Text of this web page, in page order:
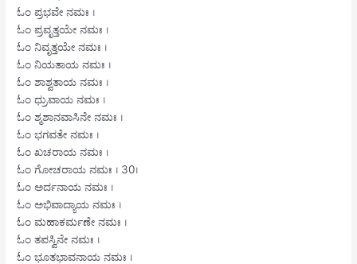
ಓಂ ಪ್ರಭವೇ ನಮಃ ।
ಓಂ ಪ್ರವೃತ್ತಯೇ ನಮಃ ।
ಓಂ ನಿವೃತ್ತಯೇ ನಮಃ ।
ಓಂ ನಿಯತಾಯ ನಮಃ ।
ಓಂ ಶಾಶ್ವತಾಯ ನಮಃ ।
ಓಂ ಧ್ರುವಾಯ ನಮಃ ।
ಓಂ ಶ್ಮಶಾನವಾಸಿನೇ ನಮಃ ।
ಓಂ ಭಗವತೇ ನಮಃ ।
ಓಂ ಖಚರಾಯ ನಮಃ ।
ಓಂ ಗೋಚರಾಯ ನಮಃ । 30।
ಓಂ ಅರ್ದನಾಯ ನಮಃ ।
ಓಂ ಅಭಿವಾದ್ಯಾಯ ನಮಃ ।
ಓಂ ಮಹಾಕರ್ಮಣೇ ನಮಃ ।
ಓಂ ತಪಸ್ವಿನೇ ನಮಃ ।
ಓಂ ಭೂತಭಾವನಾಯ ನಮಃ ।